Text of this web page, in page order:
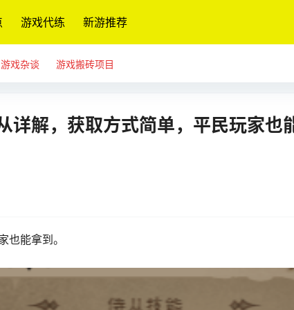
游戏代练 新游推荐
游戏杂谈 游戏搬砖项目
详解，获取方式简单，平民玩家也
能拿到。